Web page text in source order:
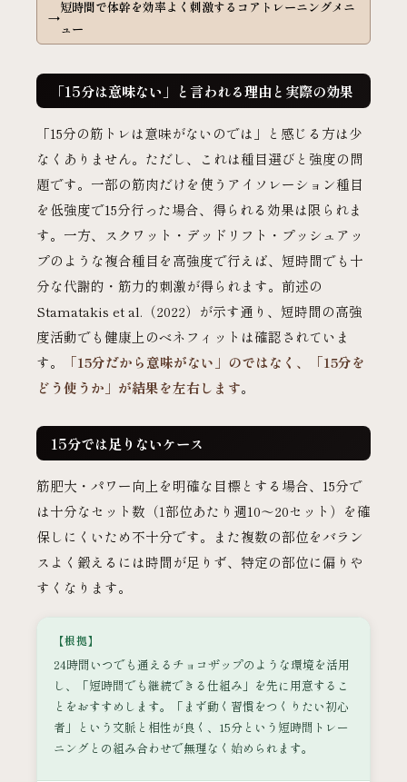
短時間で体幹を効率よく刺激するコアトレーニングメニ
ュー
「15分は意味ない」と言われる理由と実際の効果
「15分の筋トレは意味がないのでは」と感じる方は少
なくありません。ただし、これは種目選びと強度の問
題です。一部の筋肉だけを使うアイソレーション種目
を低強度で15分行った場合、得られる効果は限られま
す。一方、スクワット・デッドリフト・プッシュアッ
プのような複合種目を高強度で行えば、短時間でも十
分な代謝的・筋力的刺激が得られます。前述の
Stamatakis et al.（2022）が示す通り、短時間の高強
度活動でも健康上のベネフィットは確認されていま
す。
「15分だから意味がない」のではなく、「15分を
どう使うか」が結果を左右します。
15分では足りないケース
筋肥大・パワー向上を明確な目標とする場合、15分で
は十分なセット数（1部位あたり週10〜20セット）を確
保しにくいため不十分です。また複数の部位をバラン
スよく鍛えるには時間が足りず、特定の部位に偏りや
すくなります。
【根拠】
24時間いつでも通えるチョコザップのような環境を活用
し、「短時間でも継続できる仕組み」を先に用意するこ
とをおすすめします。「まず動く習慣をつくりたい初心
者」という文脈と相性が良く、15分という短時間トレー
ニングとの組み合わせで無理なく始められます。